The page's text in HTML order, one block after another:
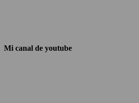
Mi canal de youtube